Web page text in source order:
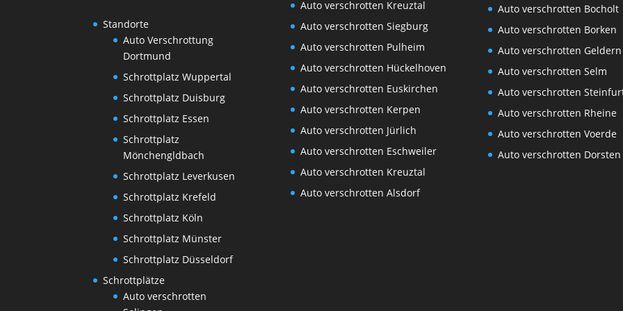
Standorte
Auto Verschrottung
Dortmund
Schrottplatz Wuppertal
Schrottplatz Duisburg
Schrottplatz Essen
Schrottplatz
Mönchengldbach
Schrottplatz Leverkusen
Schrottplatz Krefeld
Schrottplatz Köln
Schrottplatz Münster
Schrottplatz Düsseldorf
Schrottplätze
Auto verschrotten
Auto verschrotten Kreuztal
Auto verschrotten Siegburg
Auto verschrotten Pulheim
Auto verschrotten Hückelhoven
Auto verschrotten Euskirchen
Auto verschrotten Kerpen
Auto verschrotten Jürlich
Auto verschrotten Eschweiler
Auto verschrotten Kreuztal
Auto verschrotten Alsdorf
Auto verschrotten Bocholt
Auto verschrotten Borken
Auto verschrotten Geldern
Auto verschrotten Selm
Auto verschrotten
Auto verschrotten Rheine
Auto verschrotten Voerde
Auto verschrotten Dorsten